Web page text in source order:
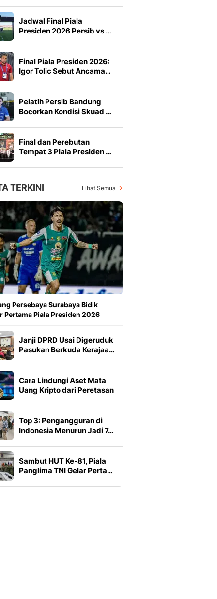
Jadwal Final Piala
Presiden 2026 Persib vs …
Final Piala Presiden 2026:
Igor Tolic Sebut Ancama…
Pelatih Persib Bandung
Bocorkan Kondisi Skuad …
Final dan Perebutan
Tempat 3 Piala Presiden …
TERKINI Lihat Semua
Persebaya Surabaya Bidik
Pertama Piala Presiden 2026
Janji DPRD Usai Digeruduk
Pasukan Berkuda Kerajaa…
Cara Lindungi Aset Mata
Uang Kripto dari Peretasan
Top 3: Pengangguran di
Indonesia Menurun Jadi 7…
Sambut HUT Ke-81, Piala
Panglima TNI Gelar Perta…